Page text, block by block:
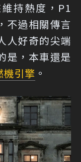
持熱度，P1
不過相關傳言
人好奇的尖端
是，本車還是
機引擎 。